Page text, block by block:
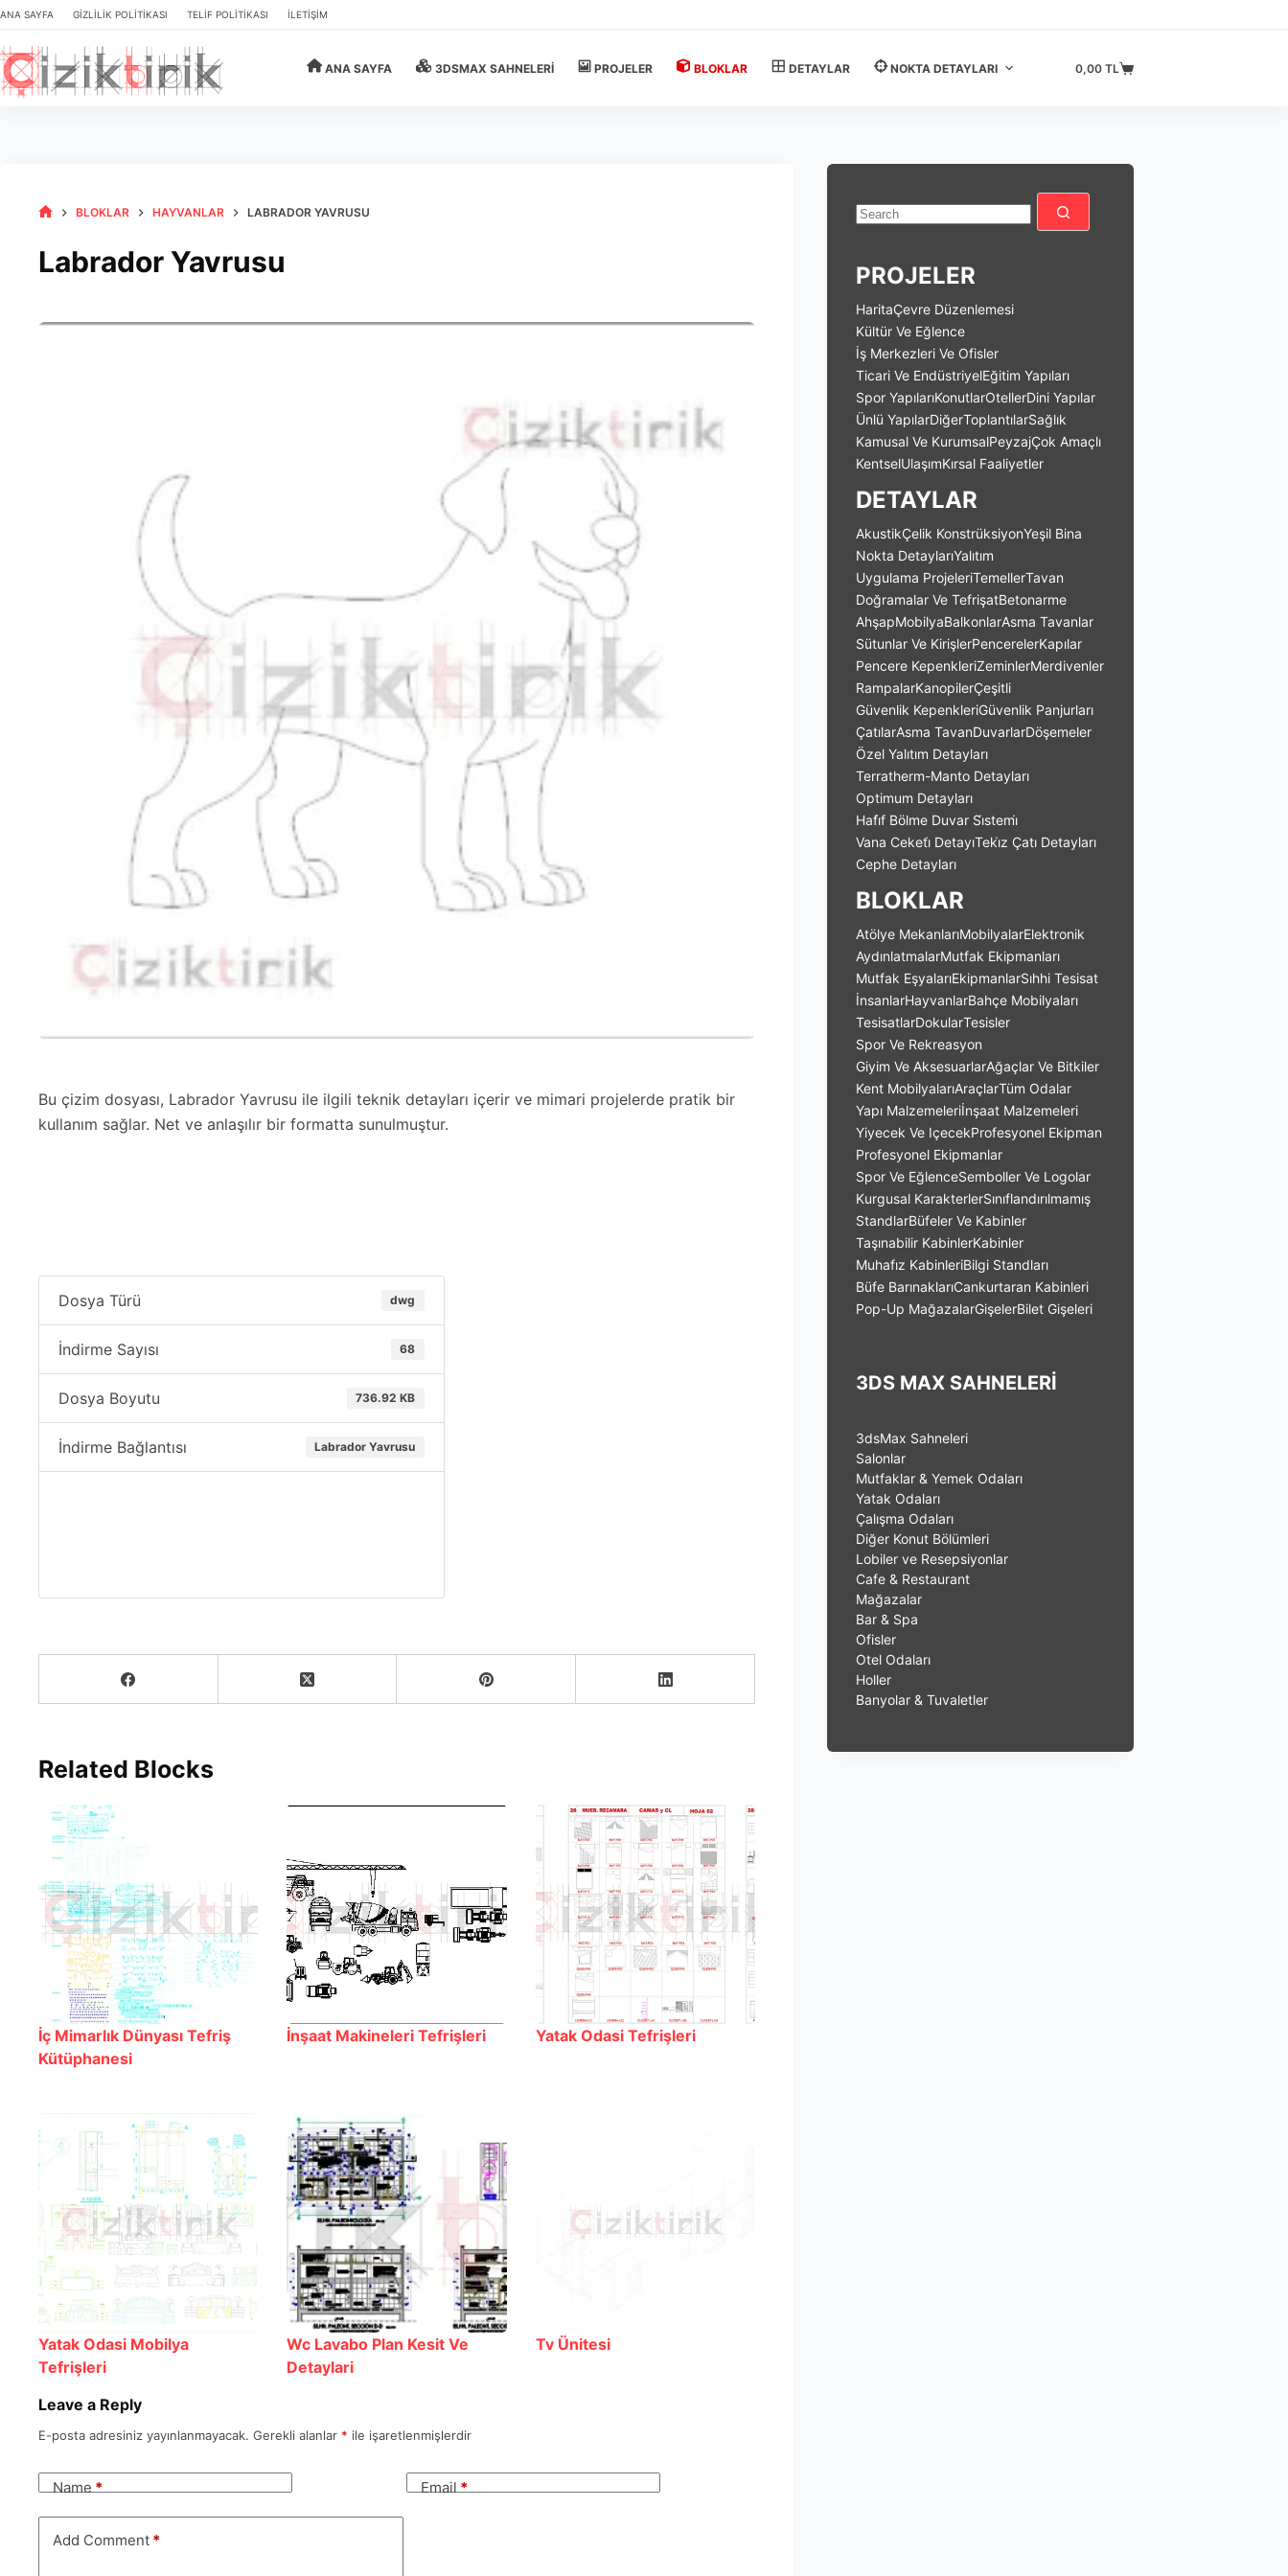
Skip
content
ANA SAYFA GIZLILIK POLITIKASI TELIF POLITIKASI İLETIŞIM
ANA SAYFA 3DSMAX SAHNELERI PROJELER BLOKLAR DETAYLAR NOKTA DETAYLARI
Shopping
0,00TL
BLOKLAR HAYVANLAR LABRADOR YAVRUSU
Labrador Yavrusu
Bu çizim dosyası, Labrador Yavrusu ile ilgili teknik detayları içerir ve mimari projelerde pratik bir
kullanım sağlar. Net ve anlaşılır bir formatta sunulmuştur.
Dosya Türü dwg
İndirme Sayısı 68
Dosya Boyutu 736.92 KB
İndirme Bağlantısı Labrador Yavrusu
Related Blocks
İç Mimarlık Dünyası Tefriş
Kütüphanesi
İnşaat Makineleri Tefrişleri Yatak Odasi Tefrişleri
Yatak Odasi Mobilya
Tefrişleri
Wc Lavabo Plan Kesit Ve
Detaylari
Tv Ünitesi
Leave a Reply
E-posta adresiniz yayınlanmayacak. Gerekli alanlar * ile işaretlenmişlerdir
Name* Email*
Add Comment *
PROJELER
HaritaÇevre Düzenlemesi
Kültür Ve Eğlence
İş Merkezleri Ve Ofisler
Ticari Ve EndüstriyelEğitim Yapıları
Spor YapılarıKonutlarOtellerDini Yapılar
Ünlü YapılarDiğerToplantılarSağlık
Kamusal Ve KurumsalPeyzajÇok Amaçlı
KentselUlaşımKırsal Faaliyetler
DETAYLAR
AkustikÇelik KonstrüksiyonYeşil Bina
Nokta DetaylarıYalıtım
Uygulama ProjeleriTemellerTavan
Doğramalar Ve TefrişatBetonarme
AhşapMobilyaBalkonlarAsma Tavanlar
Sütunlar Ve KirişlerPencerelerKapılar
Pencere KepenkleriZeminlerMerdivenler
RampalarKanopilerÇeşitli
Güvenlik KepenkleriGüvenlik Panjurları
ÇatılarAsma TavanDuvarlarDöşemeler
Özel Yalıtım Detayları
Terratherm-Manto Detayları
Optimum Detayları
Hafi̇f Bölme Duvar Si̇stemi̇
Vana Ceketi̇ DetayıTeki̇z Çatı Detayları
Cephe Detayları
BLOKLAR
Atölye MekanlarıMobilyalarElektronik
AydınlatmalarMutfak Ekipmanları
Mutfak EşyalarıEkipmanlarSıhhi Tesisat
İnsanlarHayvanlarBahçe Mobilyaları
TesisatlarDokularTesisler
Spor Ve Rekreasyon
Giyim Ve AksesuarlarAğaçlar Ve Bitkiler
Kent MobilyalarıAraçlarTüm Odalar
Yapı Malzemeleriİnşaat Malzemeleri
Yiyecek Ve IçecekProfesyonel Ekipman
Profesyonel Ekipmanlar
Spor Ve EğlenceSemboller Ve Logolar
Kurgusal KarakterlerSınıflandırılmamış
StandlarBüfeler Ve Kabinler
Taşınabilir KabinlerKabinler
Muhafız KabinleriBilgi Standları
Büfe BarınaklarıCankurtaran Kabinleri
Pop-Up MağazalarGişelerBilet Gişeleri
3DS MAX SAHNELERİ
3dsMax Sahneleri
Salonlar
Mutfaklar & Yemek Odaları
Yatak Odaları
Çalışma Odaları
Diğer Konut Bölümleri
Lobiler ve Resepsiyonlar
Cafe & Restaurant
Mağazalar
Bar & Spa
Ofisler
Otel Odaları
Holler
Banyolar & Tuvaletler